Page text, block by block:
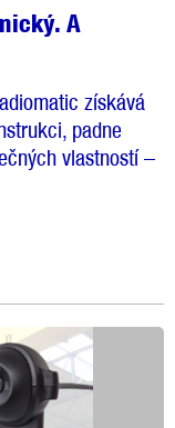
A
získává
padne
vlastností –